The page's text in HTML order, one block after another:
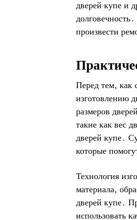
дверей купе и
произвести
Перед тем‚ как
изготовлению
размеров
такие как вес
дверей купе․
которые
Технология
материала‚
дверей купе․
использовать